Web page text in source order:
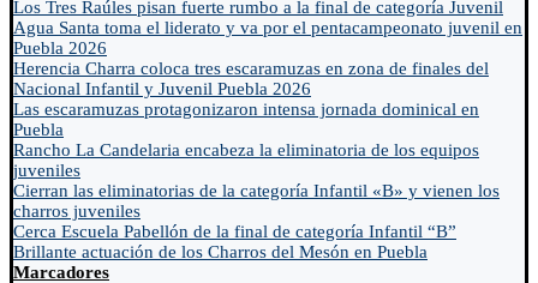
Los Tres Raúles pisan fuerte rumbo a la final de categoría Juvenil
Agua Santa toma el liderato y va por el pentacampeonato juvenil en
Puebla 2026
Herencia Charra coloca tres escaramuzas en zona de finales del
Nacional Infantil y Juvenil Puebla 2026
Las escaramuzas protagonizaron intensa jornada dominical en
Puebla
Rancho La Candelaria encabeza la eliminatoria de los equipos
juveniles
Cierran las eliminatorias de la categoría Infantil «B» y vienen los
charros juveniles
Cerca Escuela Pabellón de la final de categoría Infantil “B”
Brillante actuación de los Charros del Mesón en Puebla
Marcadores